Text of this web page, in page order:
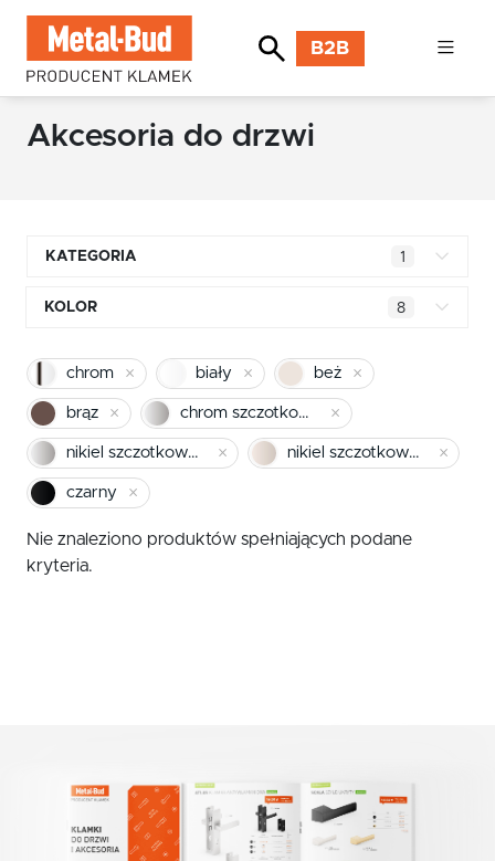
B2B
Akcesoria do drzwi
KATEGORIA 1
Klamki kwadratowe
Klamki INOX stal nierdzewna
Klamki premium
Klamki z długim szyldem
Klamki zewnętrzne
Gałki
KOLOR 8
chrom
pomarańczowy
czerwony
żółty
grafit
chrom szczotkowany mat
chrom biały beż
brąz chrom szczotkowany mat
nikiel szczotkowany nikiel szczotkowany mat
czarny
Nie znaleziono produktów spełniających podane
kryteria.